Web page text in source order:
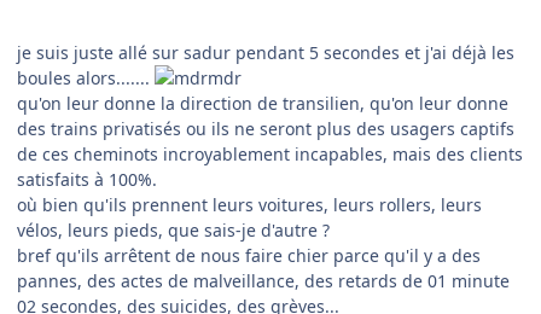
je suis juste allé sur sadur pendant 5 secondes et j'ai déjà les
boules alors.......
qu'on leur donne la direction de transilien, qu'on leur donne
des trains privatisés ou ils ne seront plus des usagers captifs
de ces cheminots incroyablement incapables, mais des clients
satisfaits à 100%.
où bien qu'ils prennent leurs voitures, leurs rollers, leurs
vélos, leurs pieds, que sais-je d'autre ?
bref qu'ils arrêtent de nous faire chier parce qu'il y a des
pannes, des actes de malveillance, des retards de 01 minute
02 secondes, des suicides, des grèves...